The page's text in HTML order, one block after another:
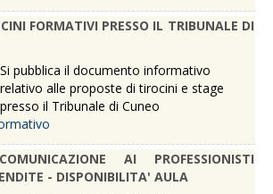
FORMATIVI PRESSO IL TRIBUNALE DI
Si pubblica il documento informativo
relativo alle proposte di tirocini e stage
presso il Tribunale di Cuneo
COMUNICAZIONE AI PROFESSIONISTI
- DISPONIBILITA' AULA